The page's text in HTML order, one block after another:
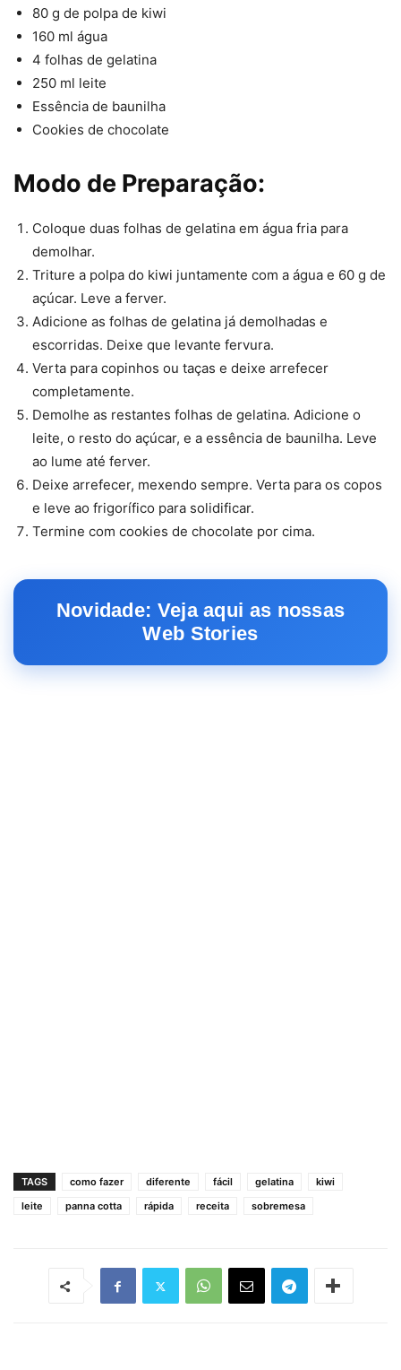
80 g de polpa de kiwi
160 ml água
4 folhas de gelatina
250 ml leite
Essência de baunilha
Cookies de chocolate
Modo de Preparação:
Coloque duas folhas de gelatina em água fria para
demolhar.
Triture a polpa do kiwi juntamente com a água e 60 g de
açúcar. Leve a ferver.
Adicione as folhas de gelatina já demolhadas e
escorridas. Deixe que levante fervura.
Verta para copinhos ou taças e deixe arrefecer
completamente.
Demolhe as restantes folhas de gelatina. Adicione o
leite, o resto do açúcar, e a essência de baunilha. Leve
ao lume até ferver.
Deixe arrefecer, mexendo sempre. Verta para os copos
e leve ao frigorífico para solidificar.
Termine com cookies de chocolate por cima.
Novidade: Veja aqui as nossas
Web Stories
TAGS como fazer diferente fácil gelatina
kiwi
leite
panna cotta rápida receita sobremesa